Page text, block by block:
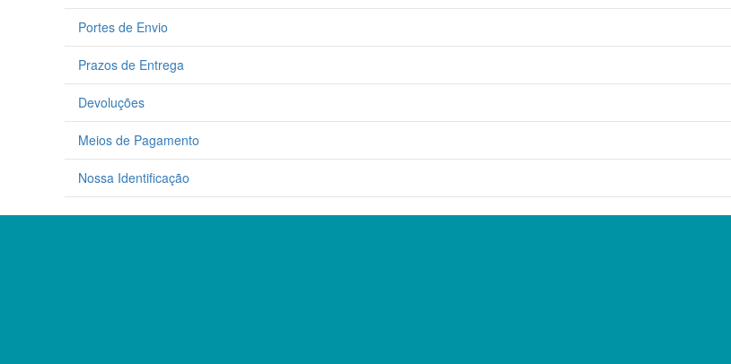
be
chosen
on
the
product
page
be
on
product
be
on
product
Portes de Envio
Prazos de Entrega
Devoluções
Meios de Pagamento
Nossa Identificação